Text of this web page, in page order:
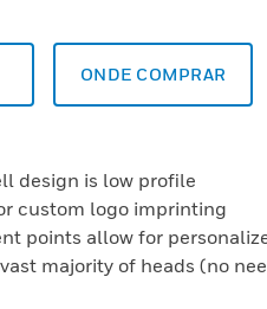
ONDE COMPRAR
design is low profile
custom logo imprinting
points allow for
majority of heads (no